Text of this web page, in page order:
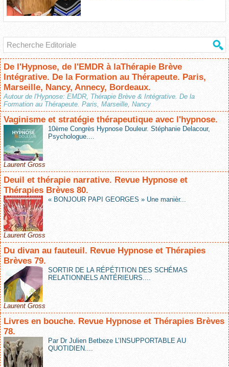
De l'Hypnose, de l'EMDR à laThérapie Brève
Intégrative. De la Formation au Thérapeute. Paris,
Marseille, Nancy, Annecy, Bordeaux.
Autour de l'Hypnose: EMDR, Thérapie Brève & Intégrative. De la
Formation au Thérapeute. Paris, Marseille, Nancy
Vaginisme et stratégie thérapeutique avec l'hypnose.
10ème Congrès Hypnose Douleur. Stéphanie Delacour,
Psychologue....
Laurent Gross
Deuil et thérapie narrative. Revue Hypnose et
Thérapies Brèves 80.
« BONJOUR PAPI GEORGES » Une manièr...
Laurent Gross
Du divan au fauteuil. Revue Hypnose et Thérapies
Brèves 79.
SORTIR DE LA RÉPÉTITION DES SCHÉMAS
RELATIONNELS ANTÉRIEURS....
Laurent Gross
Livres en bouche. Revue Hypnose et Thérapies Brèves
78.
Par Dr Julien Betbeze L’INSUPPORTABLE AU
QUOTIDIEN....